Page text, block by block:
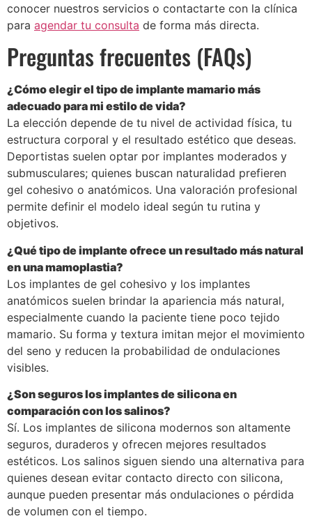
conocer nuestros servicios o contactarte con la clínica
para agendar tu consulta de forma más directa.
Preguntas frecuentes (FAQs)
¿Cómo elegir el tipo de implante mamario más
adecuado para mi estilo de vida?
La elección depende de tu nivel de actividad física, tu
estructura corporal y el resultado estético que deseas.
Deportistas suelen optar por implantes moderados y
submusculares; quienes buscan naturalidad prefieren
gel cohesivo o anatómicos. Una valoración profesional
permite definir el modelo ideal según tu rutina y
objetivos.
¿Qué tipo de implante ofrece un resultado más natural
en una mamoplastia?
Los implantes de gel cohesivo y los implantes
anatómicos suelen brindar la apariencia más natural,
especialmente cuando la paciente tiene poco tejido
mamario. Su forma y textura imitan mejor el movimiento
del seno y reducen la probabilidad de ondulaciones
visibles.
¿Son seguros los implantes de silicona en
comparación con los salinos?
Sí. Los implantes de silicona modernos son altamente
seguros, duraderos y ofrecen mejores resultados
estéticos. Los salinos siguen siendo una alternativa para
quienes desean evitar contacto directo con silicona,
aunque pueden presentar más ondulaciones o pérdida
de volumen con el tiempo.